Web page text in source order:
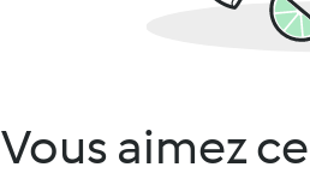
Vous aimez